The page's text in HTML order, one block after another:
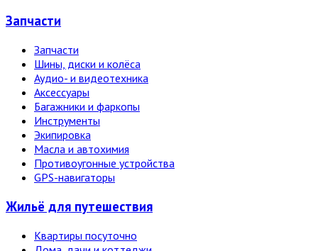
Запчасти
Запчасти
Шины, диски и колёса
Аудио- и видеотехника
Аксессуары
Багажники и фаркопы
Инструменты
Экипировка
Масла и автохимия
Противоугонные устройства
GPS-навигаторы
Жильё для путешествия
Квартиры посуточно